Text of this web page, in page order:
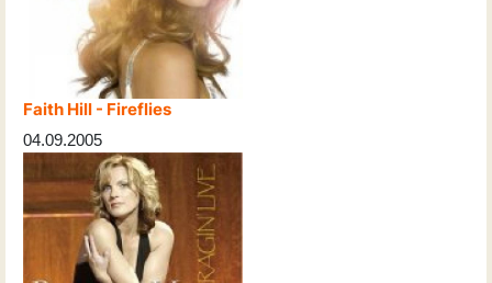
Faith Hill - Fireflies
04.09.2005